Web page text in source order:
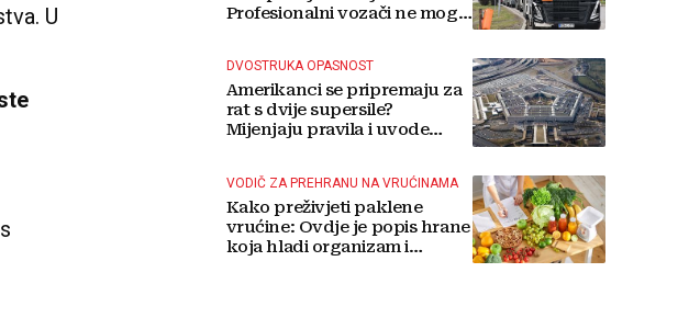
U
Profesionalni vozači ne mogu
DVOSTRUKA OPASNOST
Amerikanci se pripremaju za
rat s dvije supersile?
Mijenjaju pravila i uvode
VODIČ ZA PREHRANU NA VRUĆINAMA
Kako preživjeti paklene
vrućine: Ovdje je popis hrane
koja hladi organizam i